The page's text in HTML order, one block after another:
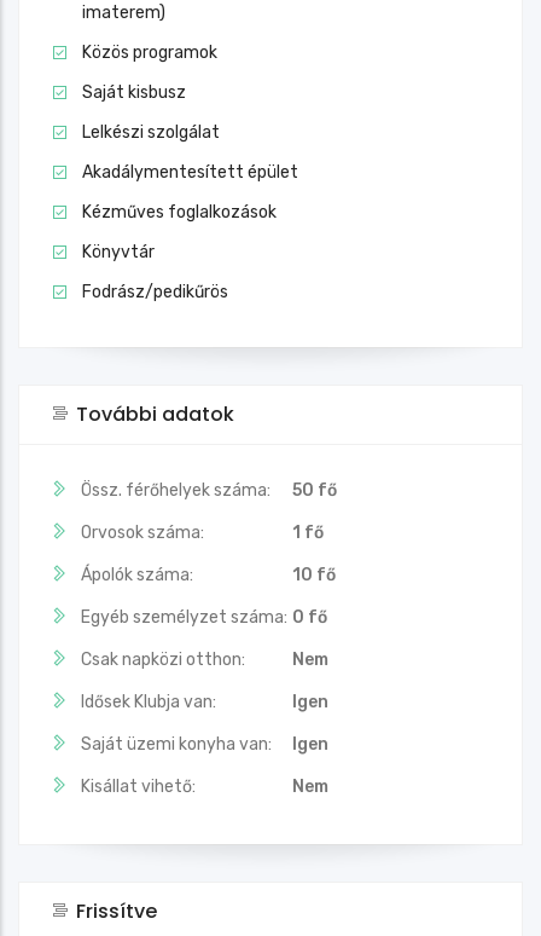
imaterem)
Közös programok
Saját kisbusz
Lelkészi szolgálat
Akadálymentesített épület
Kézműves foglalkozások
Könyvtár
Fodrász/pedikűrös
További adatok
Össz. férőhelyek száma: 50 fő
Orvosok száma: 1 fő
Ápolók száma: 10 fő
Egyéb személyzet száma: 0 fő
Csak napközi otthon: Nem
Idősek Klubja van: Igen
Saját üzemi konyha van: Igen
Kisállat vihető: Nem
Frissítve